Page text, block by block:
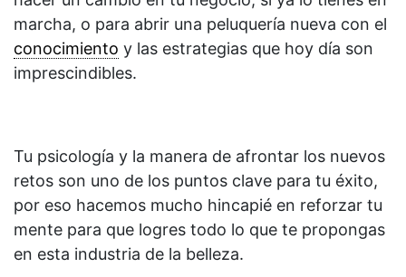
marcha, o para abrir una peluquería nueva con el
conocimiento y las estrategias que hoy día son
imprescindibles.
Tu psicología y la manera de afrontar los nuevos
retos son uno de los puntos clave para tu éxito,
por eso hacemos mucho hincapié en reforzar tu
mente para que logres todo lo que te propongas
en esta industria de la belleza.